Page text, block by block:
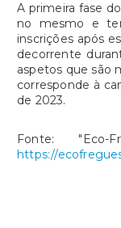
A primeira fase
no mesmo e
inscrições após
decorrente
aspetos que são
corresponde à
de 2023.
Fonte: "Eco-
https://